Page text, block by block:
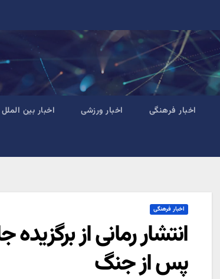
اخبار فرهنگی اخبار ورزشی اخبار بین الملل
اخبار فرهنگی
پس از جنگ